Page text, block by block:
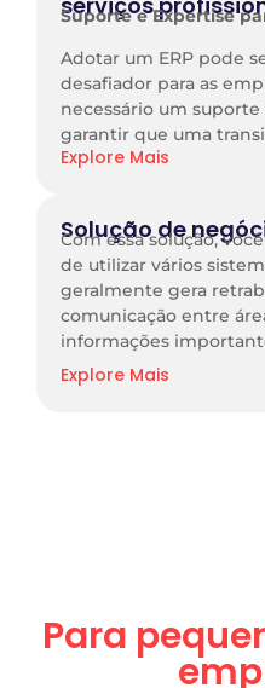
Suporte e Expertise
Adotar um ERP pode
desafiador para as
necessário um suporte
garantir que uma
Explore Mais
Solução de
Com essa solução,
de utilizar vários
geralmente gera
comunicação entre
informações
Explore Mais
Para